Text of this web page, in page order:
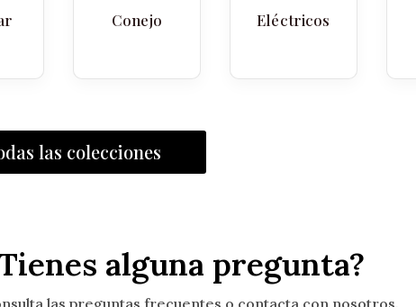
Conejo Eléctricos
las colecciones
alguna pregunta?